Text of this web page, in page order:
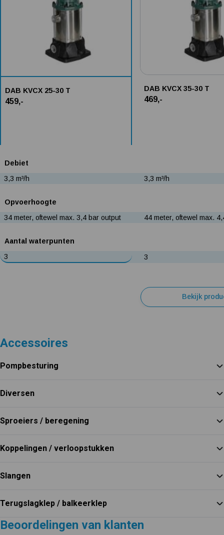
DAB KVCX 25-30 T
459,-
DAB KVCX 35-30 T
469,-
Debiet
3,3 m³/h
3,3 m³/h
Opvoerhoogte
34 meter, oftewel max. 3,4 bar output
44 meter, oftewel max.
Aantal waterpunten
3
3
Bekijk
Accessoires
Pompbesturing
Diversen
Sproeiers / beregening
Koppelingen / verloopstukken
Slangen
Terugslagklep / balkeerklep
Beoordelingen van klanten